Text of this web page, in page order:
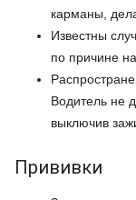
карманы,
Известны
по причине
Водитель не
выключив
Прививки